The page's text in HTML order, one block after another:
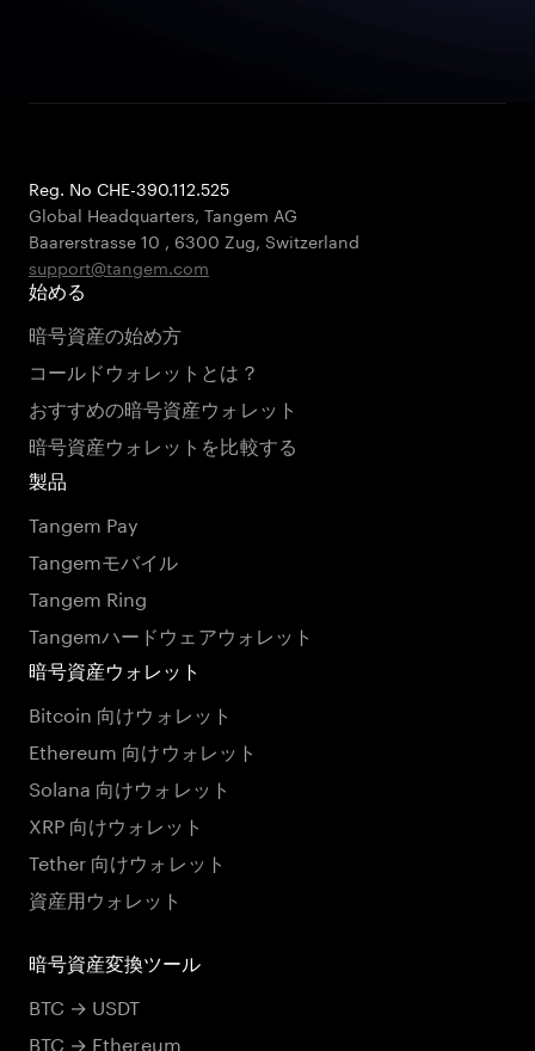
Reg. No CHE-390.112.525
Global Headquarters, Tangem AG
Baarerstrasse 10 , 6300 Zug, Switzerland
support@tangem.com
始める
暗号資産の始め方
コールドウォレットとは？
おすすめの暗号資産ウォレット
暗号資産ウォレットを比較する
製品
Tangem Pay
Tangemモバイル
Tangem Ring
Tangemハードウェアウォレット
暗号資産ウォレット
Bitcoin 向けウォレット
Ethereum 向けウォレット
Solana 向けウォレット
XRP 向けウォレット
Tether 向けウォレット
資産用ウォレット
暗号資産変換ツール
BTC → USDT
BTC → Ethereum